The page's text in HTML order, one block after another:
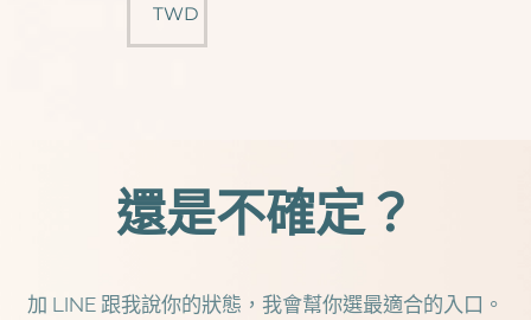
TWD
還是不確定？
加 LINE 跟我說你的狀態，我會幫你選最適合的入口。